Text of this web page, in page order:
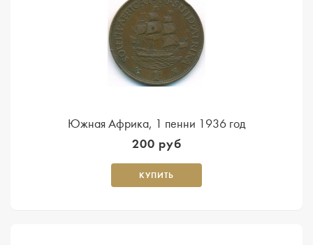
Южная Африка, 1 пенни 1936 год
200 руб
КУПИТЬ